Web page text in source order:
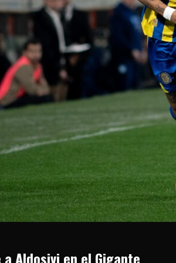
Aldosivi en el Gigante